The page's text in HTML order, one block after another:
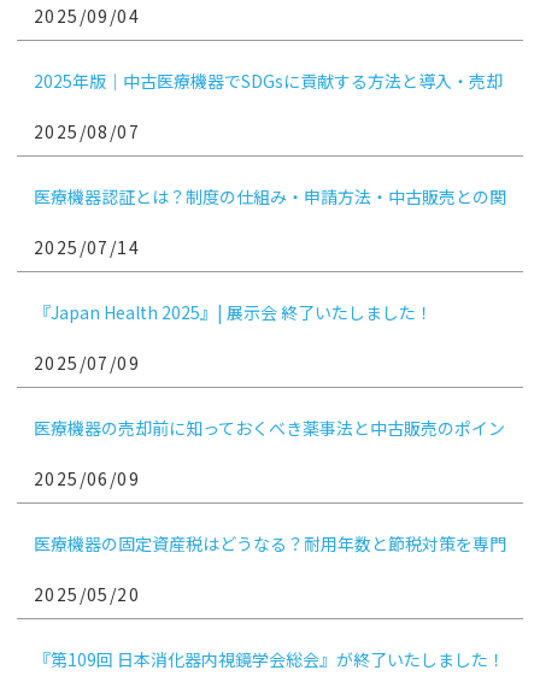
2025/09/04
2025年版｜中古医療機器でSDGsに貢献する方法と導入・売却
2025/08/07
医療機器認証とは？制度の仕組み・申請方法・中古販売との関
2025/07/14
『Japan Health 2025』| 展示会 終了いたしました！
2025/07/09
医療機器の売却前に知っておくべき薬事法と中古販売のポイン
2025/06/09
医療機器の固定資産税はどうなる？耐用年数と節税対策を専門
2025/05/20
『第109回 日本消化器内視鏡学会総会』が終了いたしました！